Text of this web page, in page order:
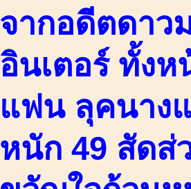
จากอดีตดาว
อินเตอร์ ทั้งห
แฟน ลุคนาง
หนัก 49 สัดส่